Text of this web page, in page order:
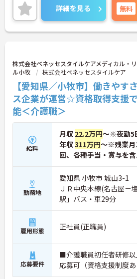
みや喜びを一緒に実現していくことを大切
る点が特徴です。未経験の方でも1～2ヶ
ーマン指導があり、安心してスタート可
徒歩圏内で通勤も楽々♪賞与は過去実績
あり、長期的なキャリア形成が可能です
ある方には、面接対策ポイントなどさらに
話いたしますので、お気軽にご相談くだ
＼「暮らしに寄り添う介護」を大切に♪／
■ 未経験でも安心スタート◎
「初めてでも大丈夫かな…」そんな不安
・入社後1～2ヶ月は先輩がマンツーマン
・昼勤務から徐々に慣れていける
・未経験スタートで活躍している方も多数
→ 基礎からしっかり学べる環境が整って
■ 生活を支えるやりがいある仕事♪
“介護＝作業”ではなく“暮らしの支援”がテ
・食事・入浴・排泄だけでなく外出や趣
・入居者様の「やりたい」を一緒に実現
■ 福利厚生＆働きやすさ◎
詳細を見る 無料
株式会社ベネッセスタイルケアメディカル・
ル小牧
株式会社ベネッセスタイルケア
【愛知県／小牧市】働きや
ス企業が運営☆資格取得支援
能＜介護職＞
給料
月収 22.2万円～※夜勤5
年収311万円～※残業月
回、各種手当・賞与を
勤務地
愛知県 小牧市 城山3-1
ＪＲ中央本線(名古屋－
駅」バス・車29分
雇用形態 正社員(正職員)
応募要件
■介護職員初任者研修
応募可（資格支援制度あ